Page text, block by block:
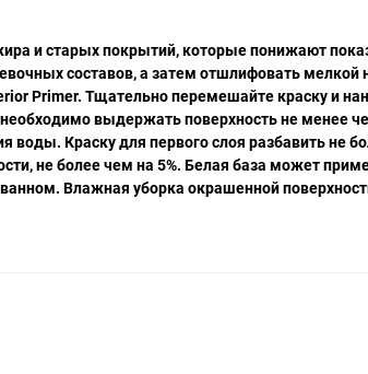
и старых покрытий, которые понижают
составов, а затем отшлифовать мелкой
Primer. Тщательно перемешайте краску и
выдержать поверхность не менее
Краску для первого слоя разбавить не
не более чем на 5%. Белая база может
Влажная уборка окрашенной